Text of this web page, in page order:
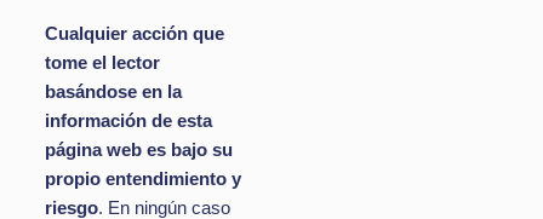
Cualquier acción que
tome el lector
basándose en la
información de esta
página web es bajo su
propio entendimiento y
riesgo. En ningún caso